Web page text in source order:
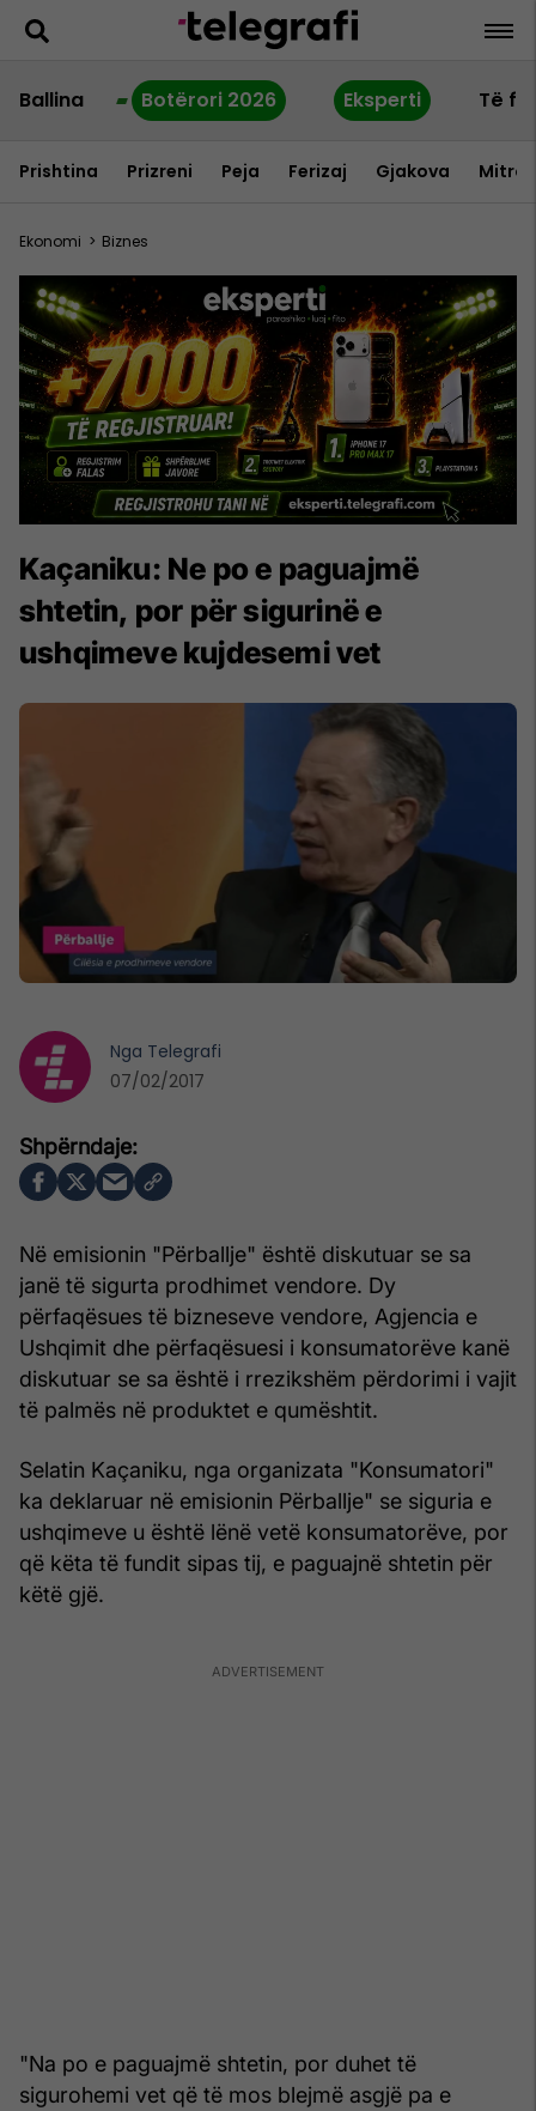
Ballina Botërori 2026 Eksperti Të
Prishtina Prizreni Peja Ferizaj Gjakova
Ekonomi > Biznes
Kaçaniku: Ne po e paguajmë
shtetin, por për sigurinë e
ushqimeve kujdesemi vet
Në emisionin "Përballje" është diskutuar se sa
janë të sigurta prodhimet vendore. Dy
përfaqësues të bizneseve vendore, Agjencia e
Ushqimit dhe përfaqësuesi i konsumatorëve kanë
diskutuar se sa është i rrezikshëm përdorimi i vajit
të palmës në produktet e qumështit.
Selatin Kaçaniku, nga organizata "Konsumatori"
ka deklaruar në emisionin Përballje" se siguria e
ushqimeve u është lënë vetë konsumatorëve, por
që këta të fundit sipas tij, e paguajnë shtetin për
këtë gjë.
"Na po e paguajmë shtetin, por duhet të
sigurohemi vet që të mos blejmë asgjë pa e
Nga Telegrafi
07/02/2017